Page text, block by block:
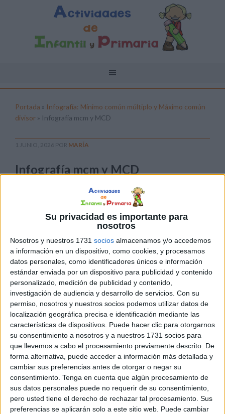
Su privacidad es importante para
nosotros
Nosotros y nuestros 1731 socios almacenamos y/o accedemos
a información en un dispositivo, como cookies, y procesamos
datos personales, como identificadores únicos e información
estándar enviada por un dispositivo para publicidad y contenido
personalizado, medición de publicidad y contenido,
investigación de audiencia y desarrollo de servicios. Con su
permiso, nosotros y nuestros socios podemos utilizar datos de
localización geográfica precisa e identificación mediante las
características de dispositivos. Puede hacer clic para otorgarnos
su consentimiento a nosotros y a nuestros 1731 socios para
que llevemos a cabo el procesamiento previamente descrito. De
forma alternativa, puede acceder a información más detallada y
cambiar sus preferencias antes de otorgar o negar su
consentimiento. Tenga en cuenta que algún procesamiento de
sus datos personales puede no requerir de su consentimiento,
pero usted tiene el derecho de rechazar tal procesamiento. Sus
preferencias se aplicarán solo a este sitio web. Puede cambiar
Portada » Infografía: Mínimo común múltiplo y Máximo común
divisor » Infografía mcm y MCD
1 JUNIO, 2026 POR MARÍA
Infografía mcm y MCD
Pulsa sobre el enlace para descargar el
Infografía mcm y MCD